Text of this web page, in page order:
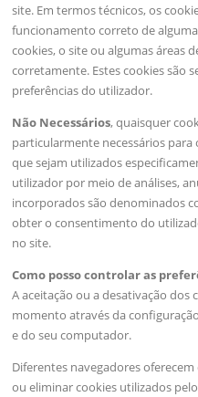
site. Em termos técnicos, os
funcionamento correto de
cookies, o site ou algumas áreas
corretamente. Estes cookies são
preferências do utilizador.
Não Necessários, quaisquer
particularmente necessários
que sejam utilizados
utilizador por meio de análises,
incorporados são denominados
obter o consentimento do
no site.
Como posso controlar as
A aceitação ou a desativação dos
momento através da
e do seu computador.
Diferentes navegadores
ou eliminar cookies utilizados